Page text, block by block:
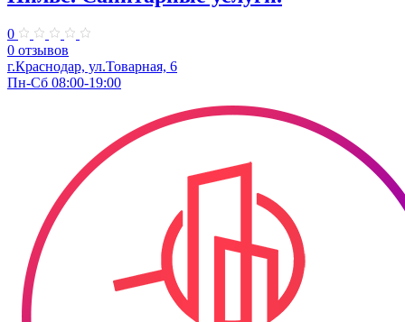
0
0 отзывов
г.Краснодар, ул.Товарная, 6
Пн-Сб 08:00-19:00